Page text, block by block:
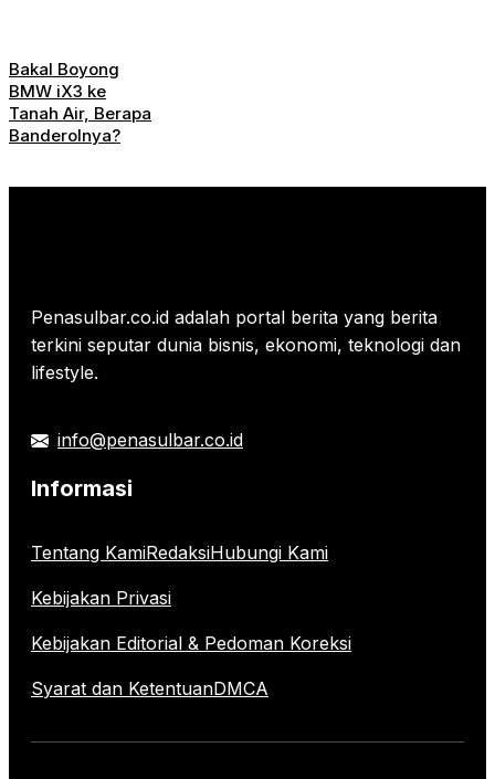
Bakal Boyong
BMW iX3 ke
Tanah Air, Berapa
Banderolnya?
Penasulbar.co.id adalah portal berita yang berita
terkini seputar dunia bisnis, ekonomi, teknologi dan
lifestyle.
info@penasulbar.co.id
Informasi
Tentang KamiRedaksiHubungi Kami
Kebijakan Privasi
Kebijakan Editorial & Pedoman Koreksi
Syarat dan KetentuanDMCA